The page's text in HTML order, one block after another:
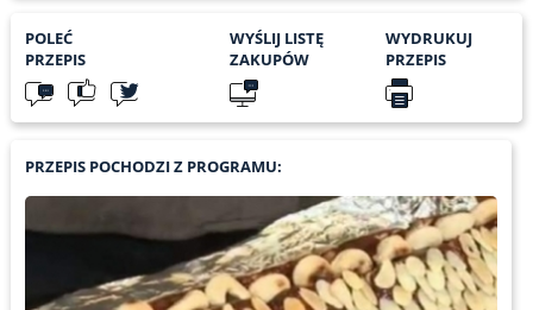
POLEĆ
PRZEPIS
WYŚLIJ LISTĘ
ZAKUPÓW
WYDRUKUJ
PRZEPIS
PRZEPIS POCHODZI Z PROGRAMU: